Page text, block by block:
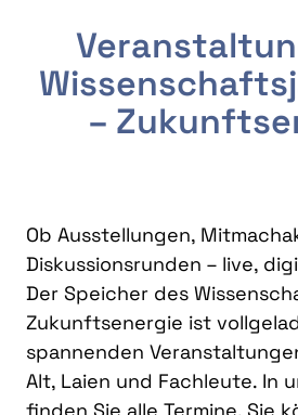
–
Ob Ausstellungen,
Diskussionsrunden – live,
Der Speicher des
Zukunftsenergie ist
spannenden
Alt, Laien und Fachleute. In